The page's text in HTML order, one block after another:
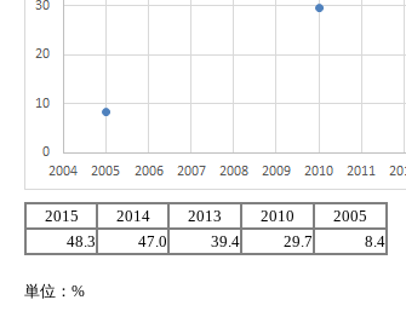
2015 2014 2013 2010
2005
48.3
47.0 39.4 29.7 8.4
単位：%